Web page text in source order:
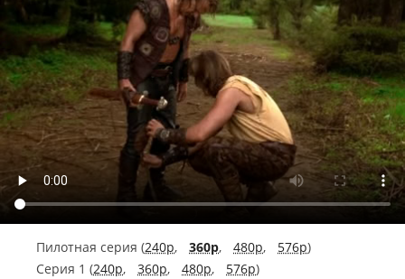
Пилотная серия (240p, 360p, 480p, 576p)
Серия 1 (240p, 360p, 480p, 576p)